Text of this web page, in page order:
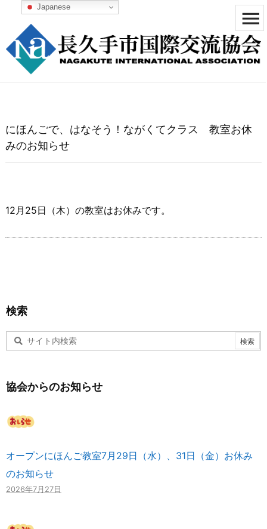


メニュ


にほんごで、はなそう！ながくてクラス 教室お休
みのお知らせ
12月25日（木）の教室はお休みです。
検索
協会からのお知らせ
オープンにほんご教室7月29日（水）、31日（金）お休み
のお知らせ
2026年7月27日
Japanese